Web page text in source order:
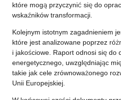
które mogą przyczynić się do
wskaźników transformacji.
Kolejnym istotnym zagadnieniem
które jest analizowane poprzez
i jakościowe. Raport odnosi się do
energetycznego, uwzględniając
takie jak cele zrównoważonego
Unii Europejskiej.